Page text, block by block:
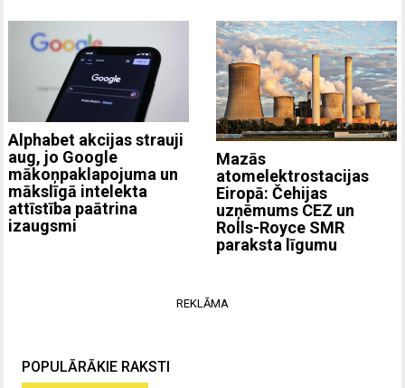
Alphabet akcijas strauji
aug, jo Google
mākoņpaklapojuma un
mākslīgā intelekta
attīstība paātrina
izaugsmi
Mazās
atomelektrostacijas
Eiropā: Čehijas
uzņēmums CEZ un
Rolls-Royce SMR
paraksta līgumu
REKLĀMA
POPULĀRĀKIE RAKSTI